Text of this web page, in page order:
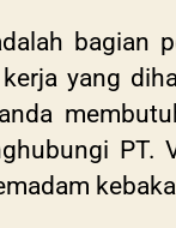
bagian
yang